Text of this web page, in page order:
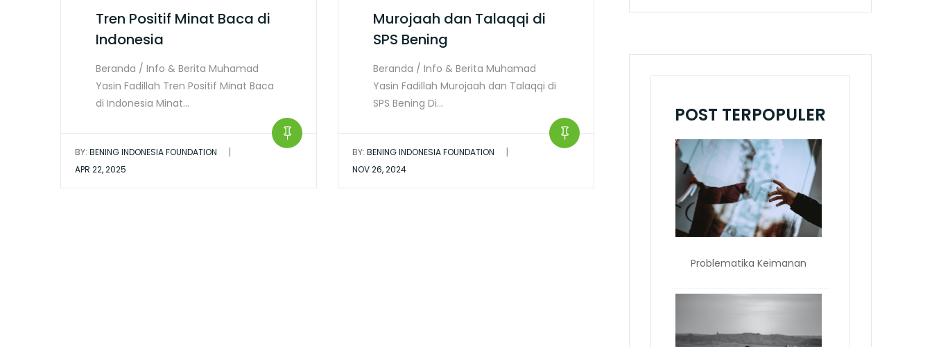
Tren Positif Minat Baca di
Indonesia
Beranda / Info & Berita Muhamad
Yasin Fadillah Tren Positif Minat Baca
di Indonesia Minat…
BY: BENING INDONESIA FOUNDATION |
APR 22, 2025
Murojaah dan Talaqqi di
SPS Bening
Beranda / Info & Berita Muhamad
Yasin Fadillah Murojaah dan Talaqqi di
SPS Bening Di…
BY: BENING INDONESIA FOUNDATION |
NOV 26, 2024
POST TERPOPULER
Problematika Keimanan